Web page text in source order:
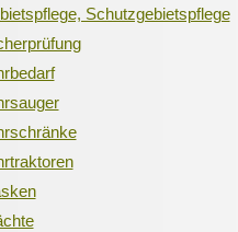
Schutzgebietspflege